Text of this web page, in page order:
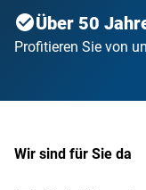
Über 50
Profitieren Sie von
Wir sind für Sie da